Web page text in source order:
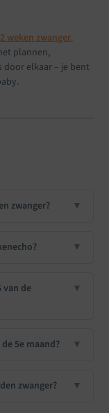
weken zwanger.
plannen,
door elkaar – je bent
zwanger? ▼
▼
van de
▼
5e maand? ▼
zwanger? ▼